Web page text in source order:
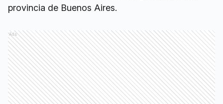
provincia de Buenos Aires.
Ads